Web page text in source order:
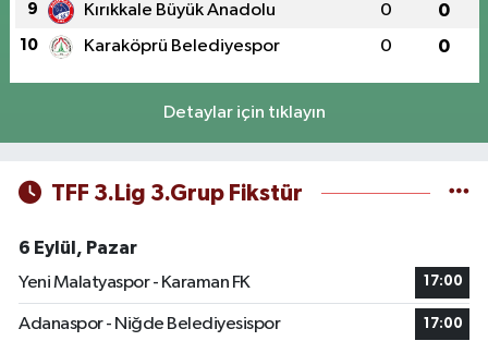
9 Kırıkkale Büyük Anadolu 0 0
10 Karaköprü Belediyespor 0 0
Detaylar için tıklayın
TFF 3.Lig 3.Grup Fikstür
6 Eylül, Pazar
Yeni Malatyaspor - Karaman FK
17:00
Adanaspor - Niğde Belediyesispor 17:00